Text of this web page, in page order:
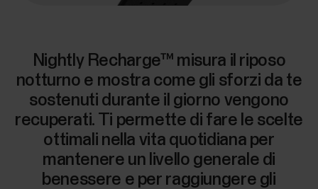
Nightly Recharge™ misura il riposo
notturno e mostra come gli sforzi da te
sostenuti durante il giorno vengono
recuperati. Ti permette di fare le scelte
ottimali nella vita quotidiana per
mantenere un livello generale di
benessere e per raggiungere gli